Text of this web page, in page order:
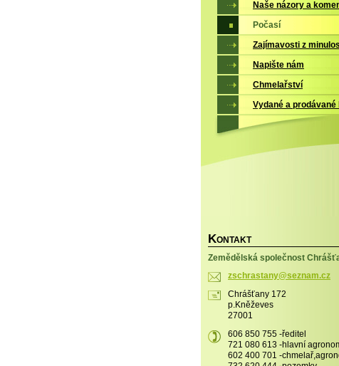
Naše názory a
Počasí
Zajímavosti z
Napište nám
Chmelařství
Vydané a prodávané
KONTAKT
Zemědělská společnost
zschrastany@seznam.cz
Chrášťany 172
p.Kněževes
27001
606 850 755 -ředitel
721 080 613 -hlavní
602 400 701 -